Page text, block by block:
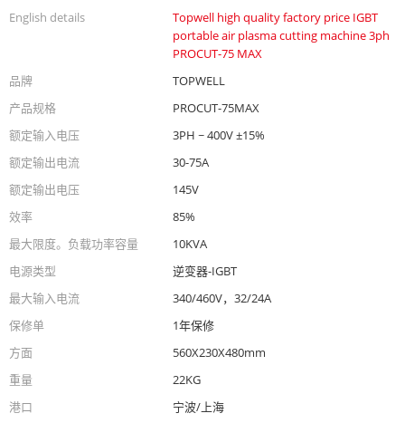
English details
Topwell high quality factory price IGBT
portable air plasma cutting machine 3ph
PROCUT-75 MAX
品牌
TOPWELL
产品规格
PROCUT-75MAX
额定输入电压
3PH ~ 400V ±15%
额定输出电流
30-75A
额定输出电压
145V
效率
85%
最大限度。负载功率容量
10KVA
电源类型
逆变器-IGBT
最大输入电流
340/460V，32/24A
保修单
1年保修
方面
560X230X480mm
重量
22KG
港口
宁波/上海